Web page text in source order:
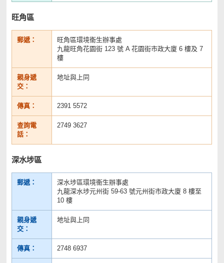
旺角區
郵遞：
旺角區環境衞生辦事處
九龍旺角花園街 123 號 A 花園街市政大廈 6 樓及 7
樓
親身遞
交：
地址與上同
傳真： 2391 5572
查詢電
話：
2749 3627
深水埗區
郵遞：
深水埗區環境衞生辦事處
九龍深水埗元州街 59-63 號元州街市政大廈 8 樓至
10 樓
親身遞
交：
地址與上同
傳真： 2748 6937